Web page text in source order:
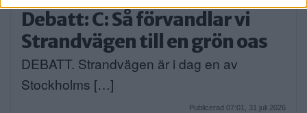
Debatt: C: Så förvandlar vi
Strandvägen till en grön oas
DEBATT. Strandvägen är i dag en av
Stockholms […]
Publicerad 07:01, 31 juli 2026